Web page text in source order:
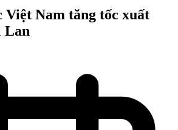
Việt Nam tăng tốc xuất
Lan